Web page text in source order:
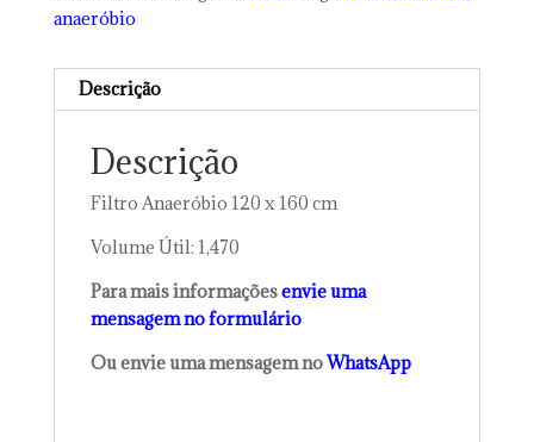
anaeróbio
Descrição
Descrição
Filtro Anaeróbio 120 x 160 cm
Volume Útil: 1,470
Para mais informaçõesenvie uma
mensagem no formulário
Ou envie uma mensagem noWhatsApp